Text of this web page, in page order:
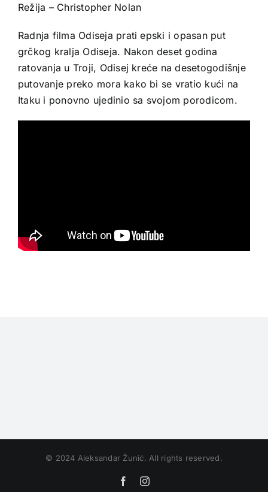
Režija – Christopher Nolan
Radnja filma Odiseja prati epski i opasan put
grčkog kralja Odiseja. Nakon deset godina
ratovanja u Troji, Odisej kreće na desetogodišnje
putovanje preko mora kako bi se vratio kući na
Itaku i ponovno ujedinio sa svojom porodicom.
© 2024 Aleksandar Žunić. All rights reserved.
FacebookInstagram